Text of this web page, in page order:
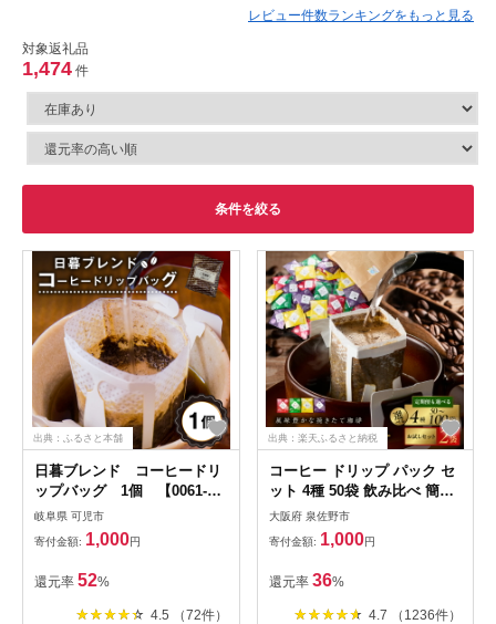
レビュー件数ランキングをもっと見る
対象返礼品
1,474 件
条件を絞る
出典：ふるさと本舗
日暮ブレンド コーヒードリ
ップバッグ 1個 【0061-
012】
岐阜県 可児市
寄付金額: 1,000円
還元率 52%
4.5 （72件）
出典：楽天ふるさと納税
コーヒー ドリップ パック セ
ット 4種 50袋 飲み比べ 簡単
業務用 ブレンド 飲みやすい
ドリップコーヒー ドリップパ
ック 香り 苦味 コク 酸味 オ
フィス イベント キャンプ ア
ウトドア 選べる ギフト 送料
無料 泉佐野市
大阪府 泉佐野市
寄付金額: 1,000円
還元率 36%
4.7 （1236件）